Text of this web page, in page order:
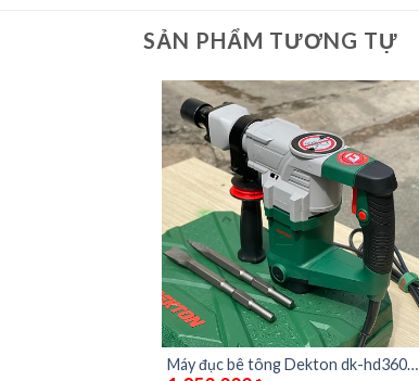
SẢN PHẨM TƯƠNG TỰ
Máy đục bê tông Dekton dk-hd3601 (